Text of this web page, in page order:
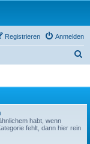
Anmelden
Registrieren
habt, wenn
fehlt, dann hier rein